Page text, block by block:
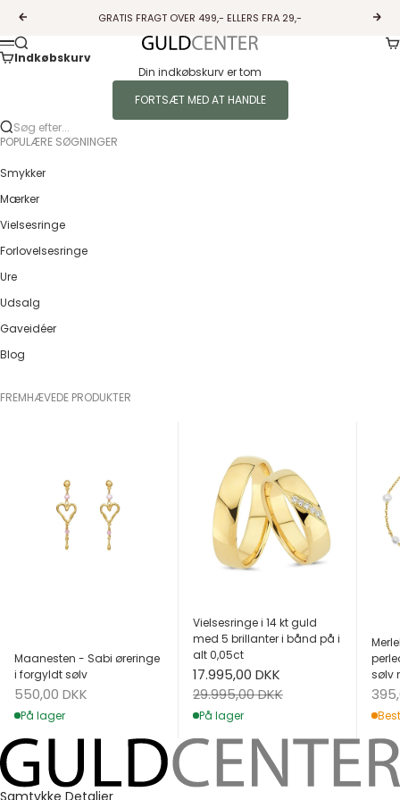
Forrige
GRATIS FRAGT OVER 499,- ELLERS FRA 29,-
Guldcenter
Menu
Søg
Indkøbskurv
Din indkøbskurv er tom
FORTSÆT MED AT HANDLE
Søg efter...
POPULÆRE SØGNINGER
Smykker
Mærker
Vielsesringe
Forlovelsesringe
Ure
Udsalg
Gaveidéer
Blog
FREMHÆVEDE PRODUKTER
Maanesten - Sabi øreringe
i forgyldt sølv
Salgspris
550,00 DKK
På lager
Vielsesringe i 14 kt guld
med 5 brillanter i bånd på i
alt 0,05ct
Salgspris
17.995,00 DKK
Normalpris
29.995,00 DKK
På lager
sølv
Samtykke Detaljer